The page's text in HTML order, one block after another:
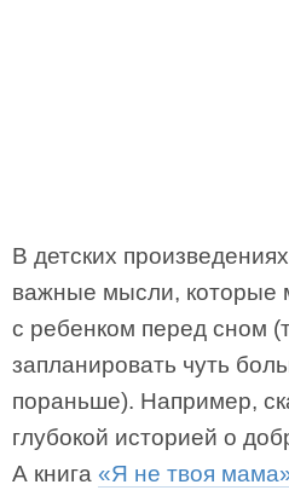
В детских
важные мысли, которые
с ребенком перед сном
запланировать чуть
пораньше). Например,
глубокой историей о
А книга «Я не твоя